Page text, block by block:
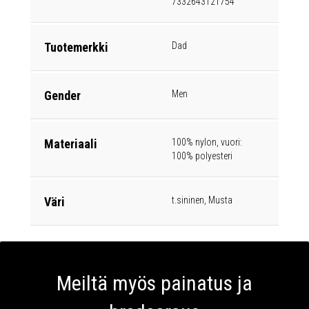
Tuotemerkki Dad
Gender Men
Materiaali
100% nylon, vuori:
100% polyesteri
Väri t.sininen, Musta
Meiltä myös painatus ja